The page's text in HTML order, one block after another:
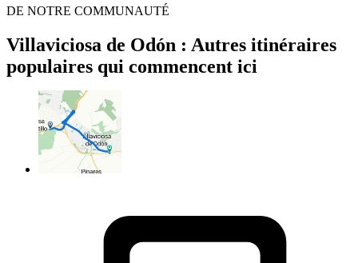
DE NOTRE COMMUNAUTÉ
Villaviciosa de Odón : Autres itinéraires
populaires qui commencent ici